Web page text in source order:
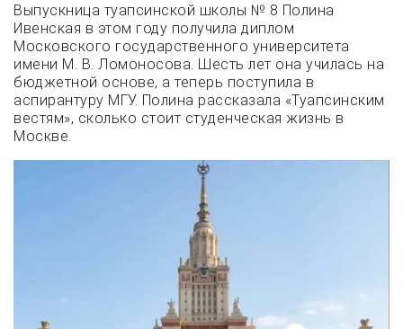
Выпускница туапсинской школы № 8 Полина
Ивенская в этом году получила диплом
Московского государственного университета
имени М. В. Ломоносова. Шесть лет она училась на
бюджетной основе, а теперь поступила в
аспирантуру МГУ. Полина рассказала «Туапсинским
вестям», сколько стоит студенческая жизнь в
Москве.